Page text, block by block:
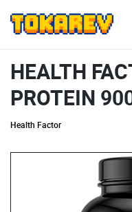
HEALTH
PROTEIN
Health Factor